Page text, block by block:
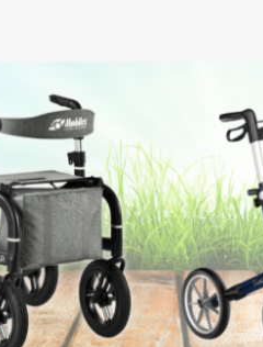
Nahahooldusvahendid
Mähkmed lastele
Beebikaal
Rinnapumbad ja lisatarvikud
Aluslinad
Sidemed naistele
Niisutatud salvrätid